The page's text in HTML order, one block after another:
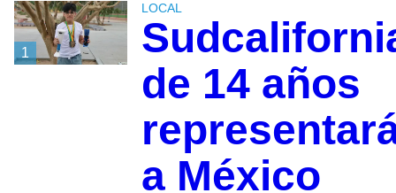
1
LOCAL
de 14 años
a México